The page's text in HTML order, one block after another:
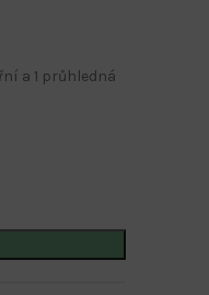
a 1 průhledná